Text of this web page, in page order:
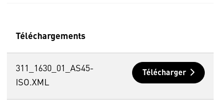
Téléchargements
311_1630_01_AS45-
ISO.XML
Télécharger